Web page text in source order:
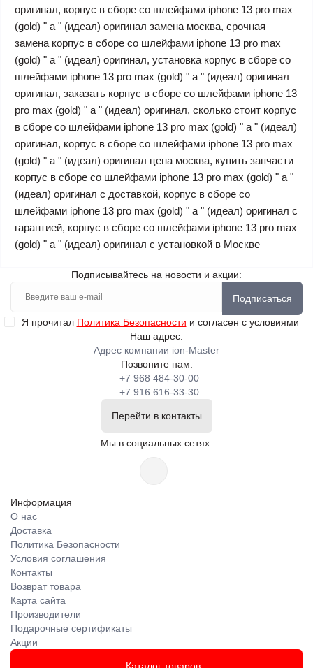
оригинал, корпус в сборе со шлейфами iphone 13 pro max
(gold) " a " (идеал) оригинал замена москва, срочная
замена корпус в сборе со шлейфами iphone 13 pro max
(gold) " a " (идеал) оригинал, установка корпус в сборе со
шлейфами iphone 13 pro max (gold) " a " (идеал) оригинал
оригинал, заказать корпус в сборе со шлейфами iphone 13
pro max (gold) " a " (идеал) оригинал, сколько стоит корпус
в сборе со шлейфами iphone 13 pro max (gold) " a " (идеал)
оригинал, корпус в сборе со шлейфами iphone 13 pro max
(gold) " a " (идеал) оригинал цена москва, купить запчасти
корпус в сборе со шлейфами iphone 13 pro max (gold) " a "
(идеал) оригинал с доставкой, корпус в сборе со
шлейфами iphone 13 pro max (gold) " a " (идеал) оригинал с
гарантией, корпус в сборе со шлейфами iphone 13 pro max
(gold) " a " (идеал) оригинал с установкой в Москве
Подписывайтесь на новости и акции:
Подписаться
Я прочитал Политика Безопасности и согласен с условиями
Наш адрес:
Адрес компании ion-Master
Позвоните нам:
+7 968 484-30-00
+7 916 616-33-30
Перейти в контакты
Мы в социальных сетях:
Информация
О нас
Доставка
Политика Безопасности
Условия соглашения
Контакты
Возврат товара
Карта сайта
Производители
Подарочные сертификаты
Акции